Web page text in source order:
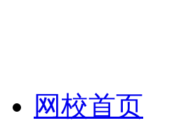
网校首页